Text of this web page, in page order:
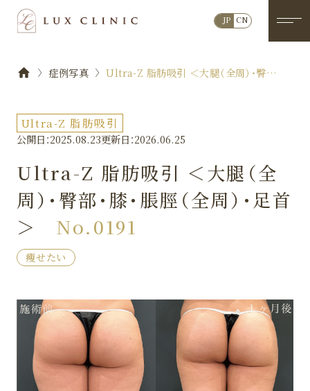
JP CN
症例写真
Ultra-Z 脂肪吸引 ＜大腿（全周）・臀部・
Ultra-Z 脂肪吸引
公開日：2025.08.23更新日：2026.06.25
Ultra-Z 脂肪吸引 ＜大腿（全
周）・臀部・膝・脹脛（全周）・足首
＞ No.0191
痩せたい